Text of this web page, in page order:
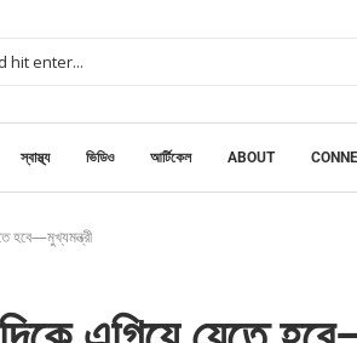
স্বাস্থ্য ভিডিও আর্টিকেল ABOUT
হবে—মুখ্যমন্ত্রী